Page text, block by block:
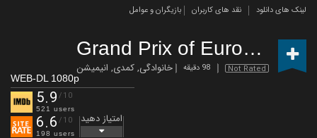
لینک های دانلود نقد های کاربران بازیگران و عوامل
Grand Prix of Europe (2025)
Not Rated 98 دقیقه خانوادگی,کمدی, انیمیشن
WEB-DL 1080p
5.9 /10
521 users
6.6 /10
198 users
امتیاز دهید